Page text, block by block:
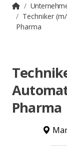
Techniker
Pharma
Pharma